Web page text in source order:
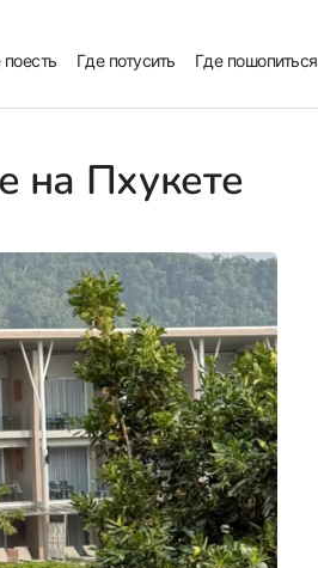
поесть Где потусить Где пошопиться
на Пхукете